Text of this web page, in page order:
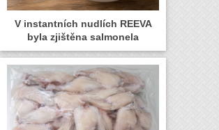
V instantních nudlích REEVA
byla zjištěna salmonela